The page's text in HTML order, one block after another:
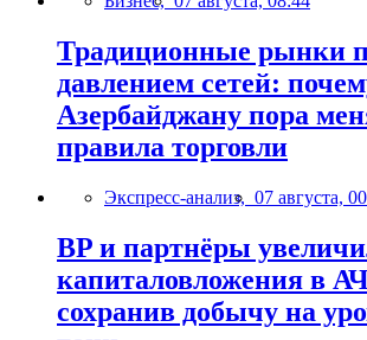
Традиционные рынки
давлением сетей:
Азербайджану пора
правила торговли
Экспресс-анализ, 07 августа,
BP и партнёры
капиталовложения в
сохранив добычу на